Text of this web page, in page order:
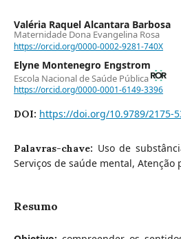
Valéria Raquel Alcantara Barbosa
Maternidade Dona Evangelina Rosa
https://orcid.org/0000-0002-9281-740X
Elyne Montenegro Engstrom
Escola Nacional de Saúde Pública
https://orcid.org/0000-0001-6149-3396
DOI: https://doi.org/10.9789/2175-
Palavras-chave: Uso de
Serviços de saúde mental, Atenção
Resumo